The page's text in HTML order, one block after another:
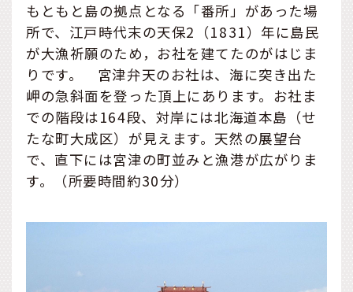
もともと島の拠点となる「番所」があった場
所で、江戸時代末の天保2（1831）年に島民
が大漁祈願のため，お社を建てたのがはじま
りです。 宮津弁天のお社は、海に突き出た
岬の急斜面を登った頂上にあります。お社ま
での階段は164段、対岸には北海道本島（せ
たな町大成区）が見えます。天然の展望台
で、直下には宮津の町並みと漁港が広がりま
す。（所要時間約30分）